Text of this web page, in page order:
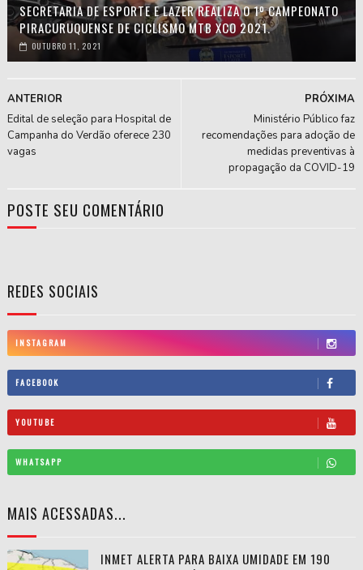
SECRETARIA DE ESPORTE E LAZER REALIZA O 1º CAMPEONATO
PIRACURUQUENSE DE CICLISMO MTB XCO 2021.
OUTUBRO 11, 2021
PRÓXIMA
Ministério Público faz
recomendações para adoção de
medidas preventivas à
propagação da COVID-19
ANTERIOR
Edital de seleção para Hospital de
Campanha do Verdão oferece 230
vagas
POSTE SEU COMENTÁRIO
REDES SOCIAIS
INSTAGRAM
FACEBOOK
YOUTUBE
WHATSAPP
MAIS ACESSADAS...
INMET ALERTA PARA BAIXA UMIDADE EM 190